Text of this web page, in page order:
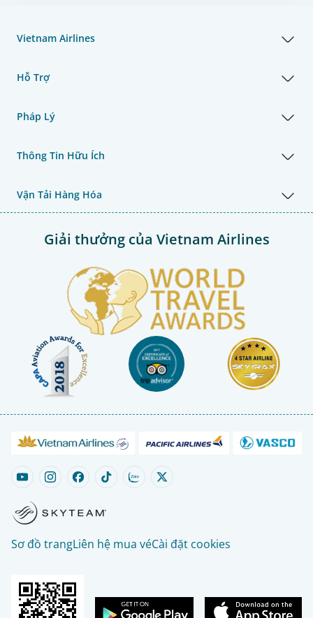
Vietnam Airlines
Hỗ Trợ
Pháp Lý
Thông Tin Hữu Ích
Vận Tải Hàng Hóa
Giải thưởng của Vietnam Airlines
Sơ đồ trangLiên hệ mua véCài đặt cookies